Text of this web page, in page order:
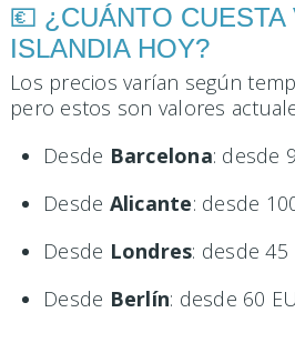
💶 ¿CUÁNTO CUESTA
ISLANDIA HOY?
Los precios varían según
pero estos son valores
Desde Barcelona: desde
Desde Alicante: desde
Desde Londres: desde 45
Desde Berlín: desde 60